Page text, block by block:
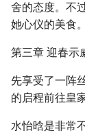
舍的态度。不
她心仪的美食。
第三章 迎春示
先享受了一阵
的启程前往皇
水怡晗是非常